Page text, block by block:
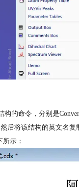
的命令，分别是
后将该结构的英文名
示：